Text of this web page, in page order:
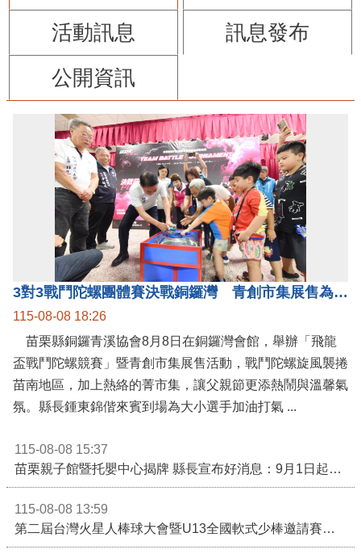
活動訊息
訊息發布
公開資訊
3對3戰鬥陀螺團體賽決戰銅鑼灣 青創市集展售為父親節增添繽紛
115-08-08 18:26
苗栗縣銅鑼青溪協會8月8日在銅鑼灣會館，舉辦「飛龍
盃戰鬥陀螺競賽」暨青創市集展售活動，戰鬥陀螺旋風襲捲
苗南地區，加上熱絡的菁市集，讓父親節更添熱鬧與溫馨氣
氛。縣長鍾東錦偕來賓到場為大小選手加油打氣 ...
115-08-08 15:37
苗栗親子館暨托嬰中心揭牌 縣長宣布好消息：9月1日起調降臨時托嬰費用
115-08-08 13:59
第二屆台灣火星人棒球大會暨U13全國軟式少棒邀請賽在苗栗舉辦